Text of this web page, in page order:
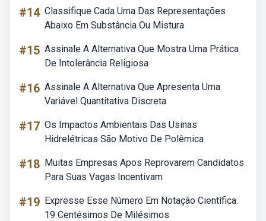
#14 Classifique Cada Uma Das Representações
Abaixo Em Substância Ou Mistura
#15 Assinale A Alternativa Que Mostra Uma Prática
De Intolerância Religiosa
#16 Assinale A Alternativa Que Apresenta Uma
Variável Quantitativa Discreta
#17 Os Impactos Ambientais Das Usinas
Hidrelétricas São Motivo De Polêmica
#18 Muitas Empresas Apos Reprovarem Candidatos
Para Suas Vagas Incentivam
#19 Expresse Esse Número Em Notação Científica.
19 Centésimos De Milésimos